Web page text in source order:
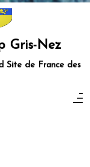
Gris-Nez
Site de France des